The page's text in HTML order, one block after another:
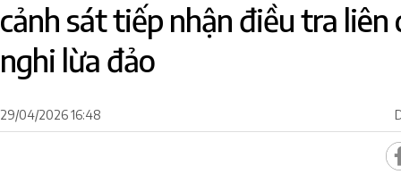
cảnh sát tiếp nhận điều tra liên
nghi lừa đảo
29/04/2026 16:48